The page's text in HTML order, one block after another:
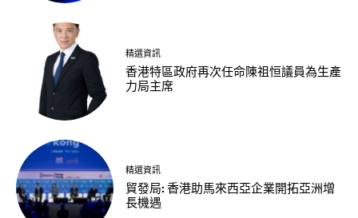
精選資訊
香港特區政府再次任命陳祖恒議員為生產
力局主席
精選資訊
貿發局: 香港助馬來西亞企業開拓亞洲增
長機遇